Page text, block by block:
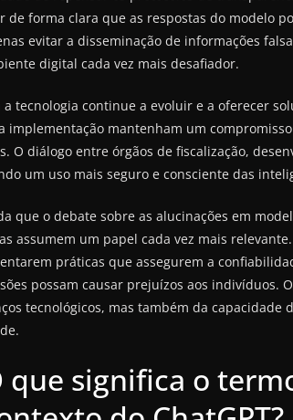
de forma clara que as respostas do modelo
evitar a disseminação de informações
digital cada vez mais desafiador.
a tecnologia continue a evoluir e a oferecer
implementação mantenham um
O diálogo entre órgãos de fiscalização,
um uso mais seguro e consciente das
que o debate sobre as alucinações em
assumem um papel cada vez mais
práticas que assegurem a
possam causar prejuízos aos indivíduos.
tecnológicos, mas também da
que significa o